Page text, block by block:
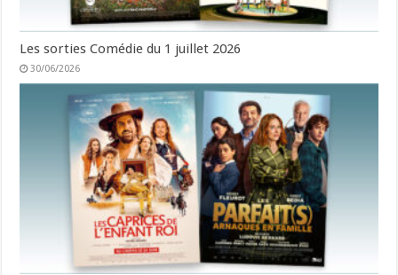
Les sorties Comédie du 1 juillet 2026
30/06/2026